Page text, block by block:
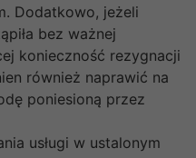
Dodatkowo, jeżeli
bez ważnej
konieczność rezygnacji
również naprawić na
poniesioną przez
usługi w ustalonym